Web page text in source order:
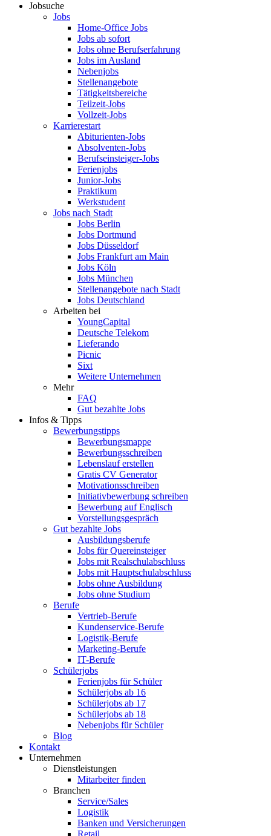
Jobsuche
Jobs
Home-Office Jobs
Jobs ab sofort
Jobs ohne Berufserfahrung
Jobs im Ausland
Nebenjobs
Stellenangebote
Tätigkeitsbereiche
Teilzeit-Jobs
Vollzeit-Jobs
Karrierestart
Abiturienten-Jobs
Absolventen-Jobs
Berufseinsteiger-Jobs
Ferienjobs
Junior-Jobs
Praktikum
Werkstudent
Jobs nach Stadt
Jobs Berlin
Jobs Dortmund
Jobs Düsseldorf
Jobs Frankfurt am Main
Jobs Köln
Jobs München
Stellenangebote nach Stadt
Jobs Deutschland
Arbeiten bei
YoungCapital
Deutsche Telekom
Lieferando
Picnic
Sixt
Weitere Unternehmen
Mehr
FAQ
Gut bezahlte Jobs
Infos & Tipps
Bewerbungstipps
Bewerbungsmappe
Bewerbungsschreiben
Lebenslauf erstellen
Gratis CV Generator
Motivationsschreiben
Initiativbewerbung schreiben
Bewerbung auf Englisch
Vorstellungsgespräch
Gut bezahlte Jobs
Ausbildungsberufe
Jobs für Quereinsteiger
Jobs mit Realschulabschluss
Jobs mit Hauptschulabschluss
Jobs ohne Ausbildung
Jobs ohne Studium
Berufe
Vertrieb-Berufe
Kundenservice-Berufe
Logistik-Berufe
Marketing-Berufe
IT-Berufe
Schülerjobs
Ferienjobs für Schüler
Schülerjobs ab 16
Schülerjobs ab 17
Schülerjobs ab 18
Nebenjobs für Schüler
Blog
Kontakt
Unternehmen
Dienstleistungen
Mitarbeiter finden
Branchen
Service/Sales
Logistik
Banken und Versicherungen
Retail